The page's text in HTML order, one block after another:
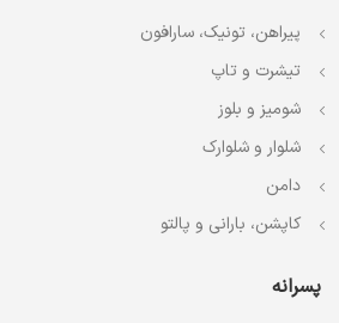
پیراهن، تونیک، سارافون
تیشرت و تاپ
شومیز و بلوز
شلوار و شلوارک
دامن
کاپشن، بارانی و پالتو
پسرانه